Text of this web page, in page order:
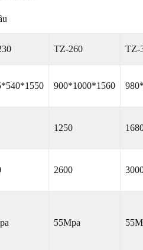
TZ-260 TZ-
900*1000*1560
1250
2600
55Mpa